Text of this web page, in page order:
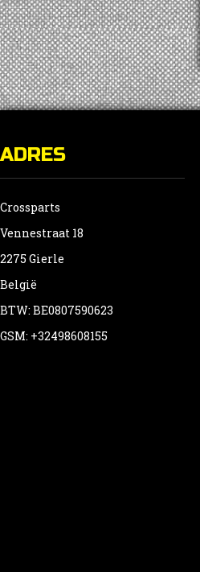
ADRES
Crossparts
Vennestraat 18
2275 Gierle
België
BTW: BE0807590623
GSM: +32498608155